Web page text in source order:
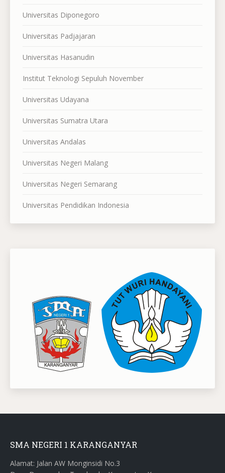
Universitas Diponegoro
Universitas Padjajaran
Universitas Hasanudin
Institut Teknologi Sepuluh November
Universitas Udayana
Universitas Sumatra Utara
Universitas Andalas
Universitas Negeri Malang
Universitas Negeri Semarang
Universitas Pendidikan Indonesia
SMA NEGERI 1 KARANGANYAR
Alamat: Jalan AW Monginsidi No.3